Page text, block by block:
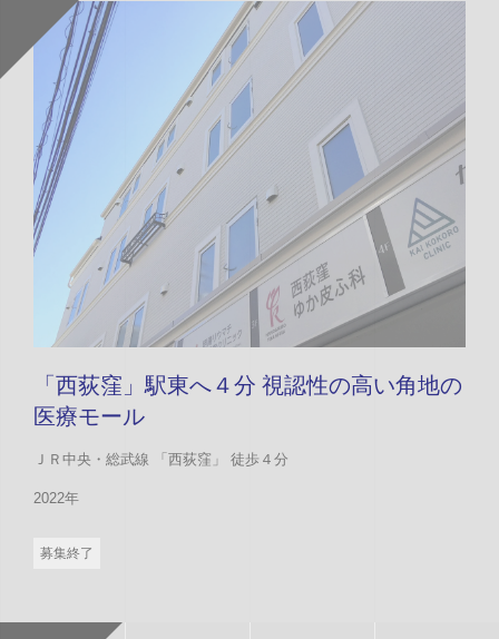
「西荻窪」駅東へ４分 視認性の高い角地の
医療モール
ＪＲ中央・総武線 「西荻窪」 徒歩４分
2022年
募集終了